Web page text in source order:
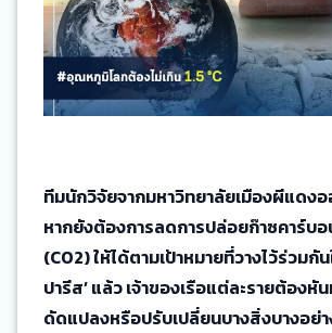
ทีมนักวิจัยจากมหาวิทยาลัยเมืองผีแดง
หากยังต้องการลดการปล่อยก๊าซคาร์บ
(CO2) ให้ได้ตามเป้าหมายที่วางไว้ร่วมกั
ปารีส’ แล้ว เจ้าของเรือแต่ละรายต้องหัน
ดัดแปลงหรือปรับเปลี่ยนบางสิ่งบางอย่า